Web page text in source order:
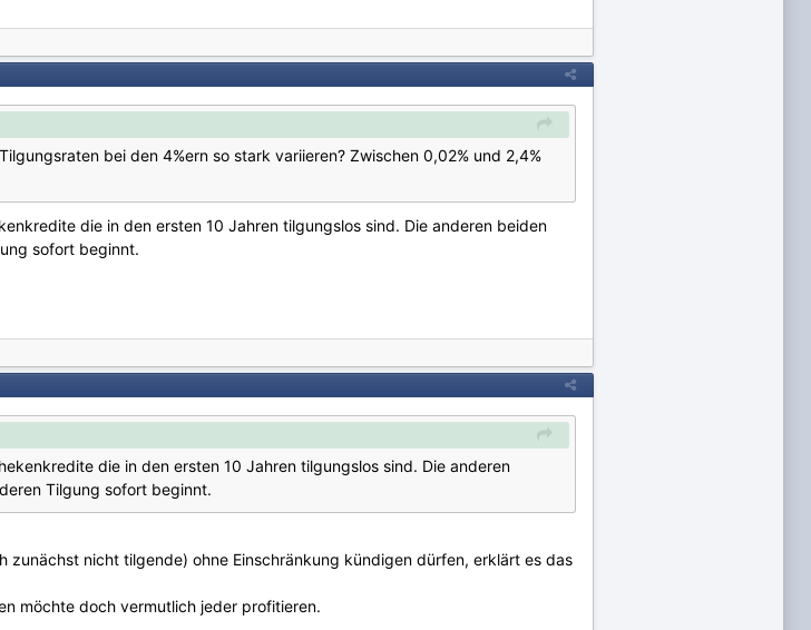
bei den 4%ern so stark variieren? Zwischen 0,02% und 2,4%
die in den ersten 10 Jahren tilgungslos sind. Die anderen beiden
sofort beginnt.
die in den ersten 10 Jahren tilgungslos sind. Die anderen
Tilgung sofort beginnt.
zunächst nicht tilgende) ohne Einschränkung kündigen dürfen, erklärt es das
möchte doch vermutlich jeder profitieren.